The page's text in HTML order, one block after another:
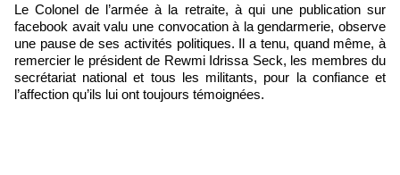
Le Colonel de l’armée à la retraite, à qui une publication sur
facebook avait valu une convocation à la gendarmerie, observe
une pause de ses activités politiques. Il a tenu, quand même, à
remercier le président de Rewmi Idrissa Seck, les membres du
secrétariat national et tous les militants, pour la confiance et
l’affection qu’ils lui ont toujours témoignées.